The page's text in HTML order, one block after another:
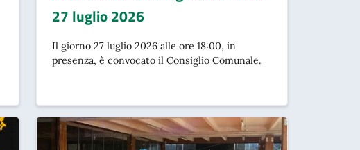
27 luglio 2026
Il giorno 27 luglio 2026 alle ore 18:00, in
presenza, è convocato il Consiglio Comunale.